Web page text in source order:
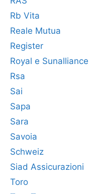
Rb Vita
Reale Mutua
Register
Royal e Sunalliance
Rsa
Sai
Sapa
Sara
Savoia
Schweiz
Siad Assicurazioni
Toro